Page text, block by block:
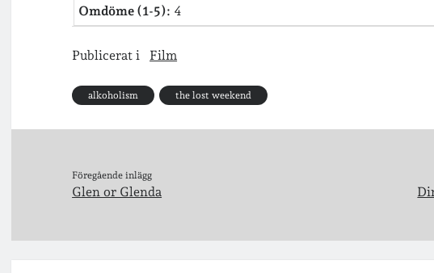
Omdöme (1-5): 4
Publicerat i Film
alkoholism the lost weekend
Föregående inlägg
Glen or Glenda